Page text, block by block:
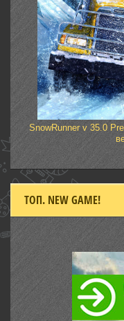
SnowRunner v 35.0
ТОП. NEW GAME!